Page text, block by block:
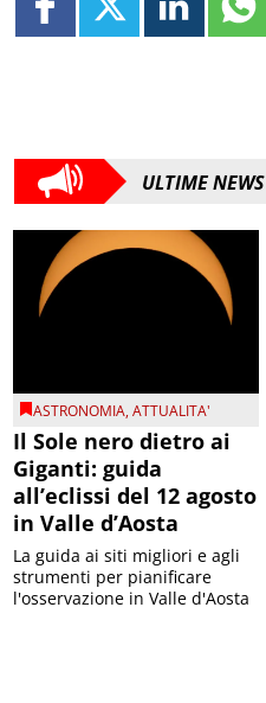
ULTIME NEWS
ASTRONOMIA,ATTUALITA'
Il Sole nero dietro ai
Giganti: guida
all’eclissi del 12 agosto
in Valle d’Aosta
La guida ai siti migliori e agli
strumenti per pianificare
l'osservazione in Valle d'Aosta